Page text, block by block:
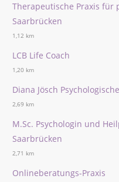
Therapeutische Praxis für
Saarbrücken
1,12 km
LCB Life Coach
1,20 km
Diana Jösch
2,69 km
M.Sc. Psychologin und
Saarbrücken
2,71 km
Onlineberatungs-Praxis